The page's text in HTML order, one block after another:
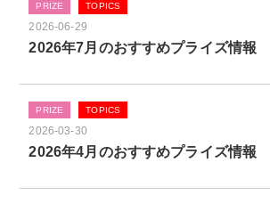
PRIZE TOPICS
2026-06-29
2026年7月のおすすめプライズ情報
PRIZE TOPICS
2026-03-30
2026年4月のおすすめプライズ情報